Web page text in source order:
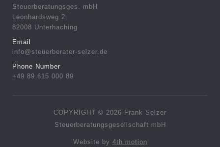
Steuerberatungsges. mbH
Leonhardsweg 2
82008 Unterhaching
Email
info@steuerberater-selzer.de
Phone Number
+49 89 615 000 89
COPYRIGHT © 2026 Frank Selzer
Steuerberatungsgesellschaft mbH
Website by 4th motion